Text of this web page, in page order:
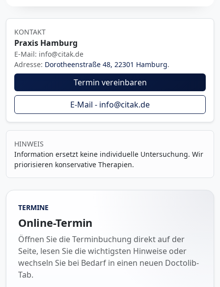
KONTAKT
Praxis Hamburg
E-Mail: info@citak.de
Adresse: Dorotheenstraße 48, 22301 Hamburg.
Termin vereinbaren
E-Mail - info@citak.de
HINWEIS
Information ersetzt keine individuelle Untersuchung. Wir
priorisieren konservative Therapien.
TERMINE
Online-Termin
Öffnen Sie die Terminbuchung direkt auf der
Seite, lesen Sie die wichtigsten Hinweise oder
wechseln Sie bei Bedarf in einen neuen Doctolib-
Tab.